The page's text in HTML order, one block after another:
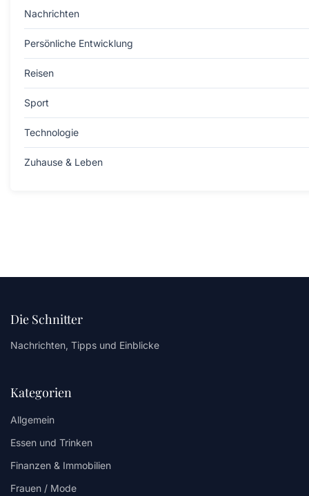
Nachrichten
Persönliche Entwicklung
Reisen
Sport
Technologie
Zuhause & Leben
Die Schnitter
Nachrichten, Tipps und Einblicke
Kategorien
Allgemein
Essen und Trinken
Finanzen & Immobilien
Frauen / Mode